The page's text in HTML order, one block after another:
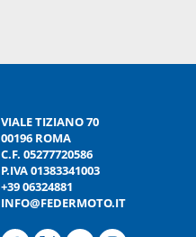
VIALE TIZIANO 70
00196 ROMA
C.F. 05277720586
P.IVA 01383341003
+39 06324881
INFO@FEDERMOTO.IT